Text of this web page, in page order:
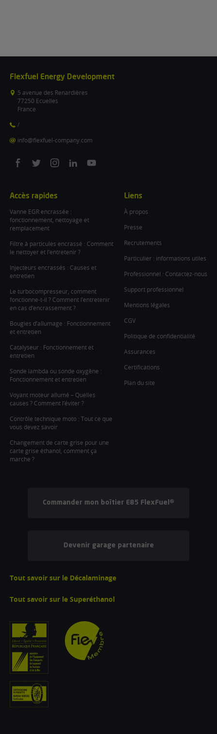
Flexfuel Energy Development
5 avenue des Renardières
77250 Ecuelles
France
/
info@flexfuel-company.com
On
On
On
On
On
Accès rapides
Vanne EGR encrassée :
fonctionnement, nettoyage et
remplacement
Filtre à particules encrassé : Comment
le nettoyer et l’entretenir ?
Injecteurs encrassés : Causes et
entretien
Le turbocompresseur, comment
fonctionne-t-il ? Comment l’entretenir
en cas d’encrassement ?
Bougies d’allumage : Fonctionnement
et entretien
Catalyseur : Fonctionnement et
entretien
Sonde lambda ou sonde oxygène :
Fonctionnement et entretien
Voyant moteur allumé – Quelles
causes ? Comment l’éviter ?
Contrôle technique moto : Tout ce que
vous devez savoir
Changement de carte grise pour une
carte grise éthanol, comment ça
marche ?
Liens
À propos
Presse
Recrutements
Particulier : informations utiles
Professionnel : Contactez-nous
Support professionnel
Mentions légales
CGV
Politique de confidentialité
Assurances
Certifications
Plan du site
Commander mon boîtier E85 FlexFuel®
Devenir garage partenaire
Tout savoir sur le Décalaminage
Tout savoir sur le Superéthanol